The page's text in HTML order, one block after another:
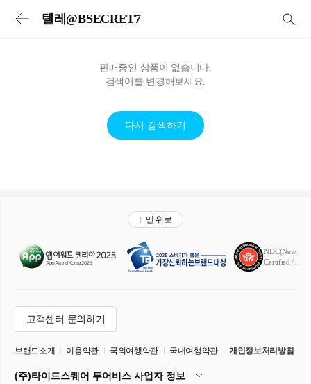
텔레@BSECRET7
판매중인 상품이 없습니다.
검색어를 변경해보세요.
다시 검색하기